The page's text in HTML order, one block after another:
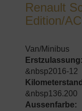
Renault
Edition/
Van/Minibus
Erstzulassung:
&nbsp2016-12
&nbsp136.200
Aussenfarbe: